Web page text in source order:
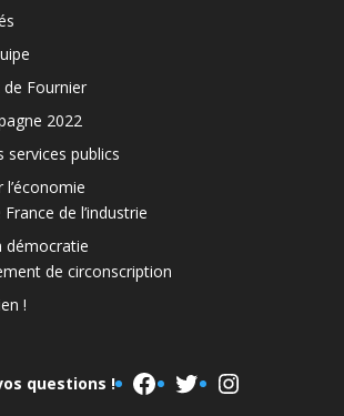
de Fournier
2022
services publics
de l’industrie
démocratie
de circonscription
!
questions ! Facebook
TwitterInstagram